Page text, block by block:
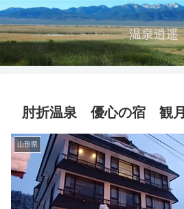
温泉逍遥
肘折温泉 優心の宿 観月
山形県